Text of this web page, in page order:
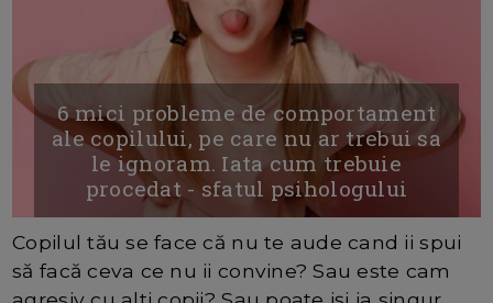
6 mici probleme de comportament
ale copilului, pe care nu ar trebui sa
le ignoram. Iata cum trebuie
procedat - sfatul psihologului
Copilul tău se face că nu te aude cand ii spui
să facă ceva ce nu ii convine? Sau este cam